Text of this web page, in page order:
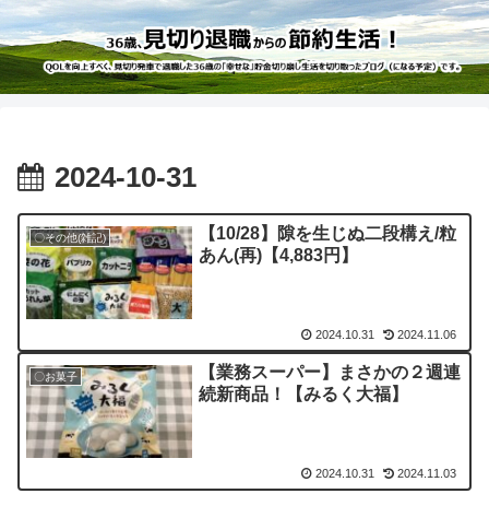
2024-10-31
〇その他(雑記)
【10/28】隙を生じぬ二段構え/粒
あん(再)【4,883円】
2024.10.31 2024.11.06
〇お菓子
【業務スーパー】まさかの２週連
続新商品！【みるく大福】
2024.10.31 2024.11.03